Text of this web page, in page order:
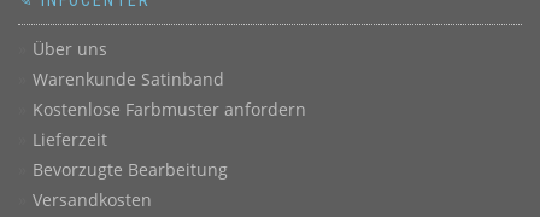
Über uns
Warenkunde Satinband
Kostenlose Farbmuster anfordern
Lieferzeit
Bevorzugte Bearbeitung
Versandkosten